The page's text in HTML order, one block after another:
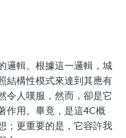
邏輯。根據這一邏輯，城
結構性模式來達到其應有
令人嘆服，然而，卻是它
作用。畢竟，是這4C概
；更重要的是，它容許我